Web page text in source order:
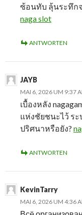
ซ้อนทับ ลุ้นระทึก
naga slot
ANTWORTEN
JAYB
MAI 6, 2026 UM 9:37
เบื้องหลัง
แห่งชัยชนะไว้ ร
ปริศนาหรือยัง?
ANTWORTEN
KevinTarry
MAI 6, 2026 UM 4:36